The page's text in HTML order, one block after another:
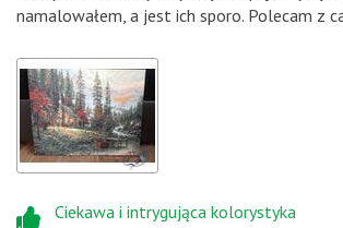
namalowałem, a jest ich sporo. Polecam z
Ciekawa i intrygująca kolorystyka